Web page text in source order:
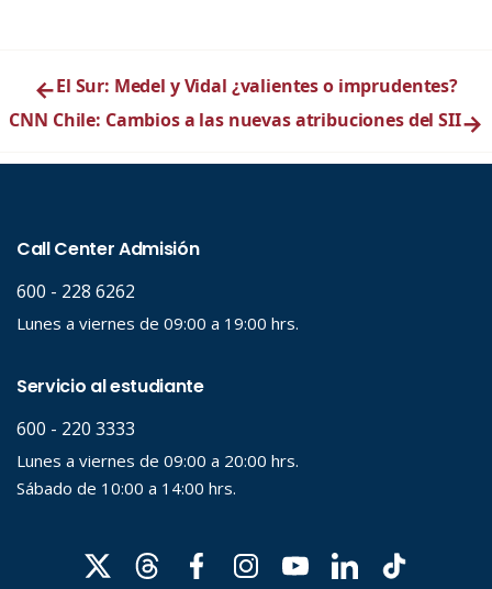
←El Sur: Medel y Vidal ¿valientes o imprudentes?
CNN Chile: Cambios a las nuevas atribuciones del SII→